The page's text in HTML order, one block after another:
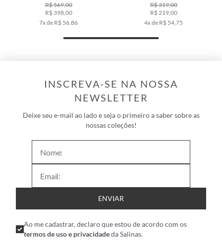
R$ 569,00
R$ 398,00
7x de R$ 56,86
R$ 319,00
R$ 219,00
4x de R$ 54,75
INSCREVA-SE NA NOSSA
NEWSLETTER
Deixe seu e-mail ao lado e seja o primeiro a saber sobre as
nossas coleções!
ENVIAR
Ao me cadastrar, declaro que estou de acordo com os
termos de uso e privacidadeda Salinas.